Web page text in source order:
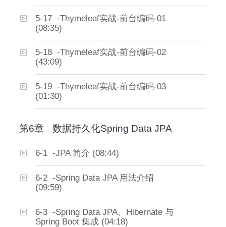
5-17 -Thymeleaf实战-前台编码-01
(08:35)
5-18 -Thymeleaf实战-前台编码-02
(43:09)
5-19 -Thymeleaf实战-前台编码-03
(01:30)
第6章 数据持久化Spring Data JPA
6-1 -JPA 简介 (08:44)
6-2 -Spring Data JPA 用法介绍
(09:59)
6-3 -Spring Data JPA、Hibernate 与
Spring Boot 集成 (04:18)